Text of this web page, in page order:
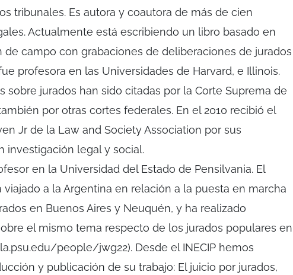
tribunales. Es autora y coautora de más de cien
Actualmente está escribiendo un libro basado en
de campo con grabaciones de deliberaciones de jurados
profesora en las Universidades de Harvard, e Illinois.
sobre jurados han sido citadas por la Corte Suprema de
por otras cortes federales. En el 2010 recibió el
Jr de la Law and Society Association por sus
investigación legal y social.
en la Universidad del Estado de Pensilvania. El
viajado a la Argentina en relación a la puesta en marcha
en Buenos Aires y Neuquén, y ha realizado
el mismo tema respecto de los jurados populares en
people/jwg22). Desde el INECIP hemos
y publicación de su trabajo: El juicio por jurados,